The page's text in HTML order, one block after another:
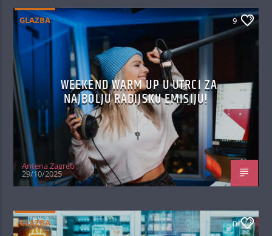
GLAZBA 9
WEEKEND WARM UP U UTRCI ZA
NAJBOLJU RADIJSKU EMISIJU!
Antena Zagreb
29/10/2025
GLAZBA 0